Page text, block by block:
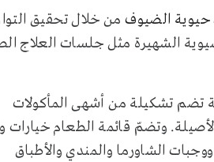
حيوية الضيوفمن خلال تحقيق
الشهيرة مثل جلسات العلاج
تضم تشكيلة من أشهى المأكولات
وتضمّ قائمة الطعام
الشاورما والمندي والأطباق